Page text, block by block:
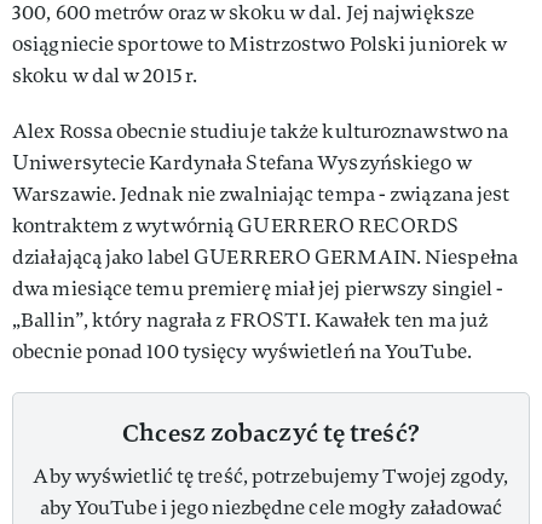
300, 600 metrów oraz w skoku w dal. Jej największe
osiągniecie sportowe to Mistrzostwo Polski juniorek w
skoku w dal w 2015 r.
Alex Rossa obecnie studiuje także kulturoznawstwo na
Uniwersytecie Kardynała Stefana Wyszyńskiego w
Warszawie. Jednak nie zwalniając tempa - związana jest
kontraktem z wytwórnią GUERRERO RECORDS
działającą jako label GUERRERO GERMAIN. Niespełna
dwa miesiące temu premierę miał jej pierwszy singiel -
„Ballin”, który nagrała z FROSTI. Kawałek ten ma już
obecnie ponad 100 tysięcy wyświetleń na YouTube.
Chcesz zobaczyć tę treść?
Aby wyświetlić tę treść, potrzebujemy Twojej zgody,
aby YouTube i jego niezbędne cele mogły załadować